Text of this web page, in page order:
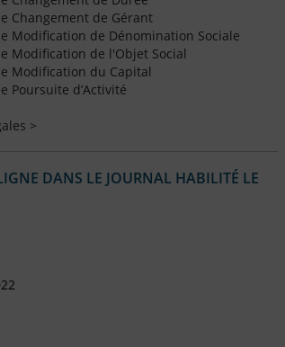
Changement de Gérant
Modification de Dénomination Sociale
Modification de l'Objet Social
Modification du Capital
Poursuite d’Activité
>
DANS LE JOURNAL HABILITÉ LE